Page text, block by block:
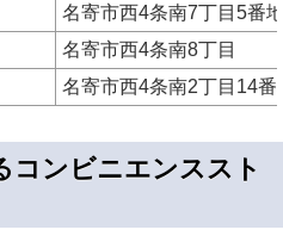
名寄市西4条南7丁目5番
名寄市西4条南8丁目
名寄市西4条南2丁目14番
コンビニエンススト